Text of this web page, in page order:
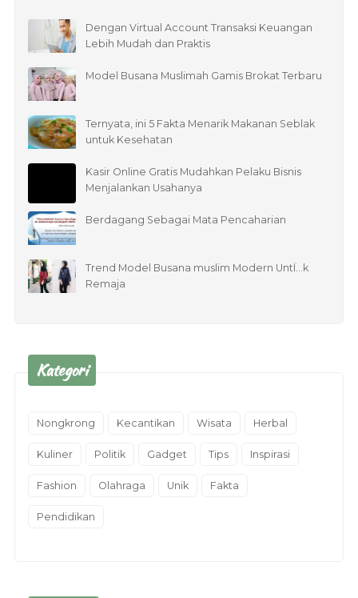
Dengan Virtual Account Transaksi Keuangan
Lebih Mudah dan Praktis
Model Busana Muslimah Gamis Brokat Terbaru
Ternyata, ini 5 Fakta Menarik Makanan Seblak
untuk Kesehatan
Kasir Online Gratis Mudahkan Pelaku Bisnis
Menjalankan Usahanya
Berdagang Sebagai Mata Pencaharian
Trend Model Busana muslim Modern UntÏ…k
Remaja
Kategori
Nongkrong Kecantikan Wisata Herbal
Kuliner Politik Gadget Tips Inspirasi
Fashion Olahraga Unik Fakta
Pendidikan